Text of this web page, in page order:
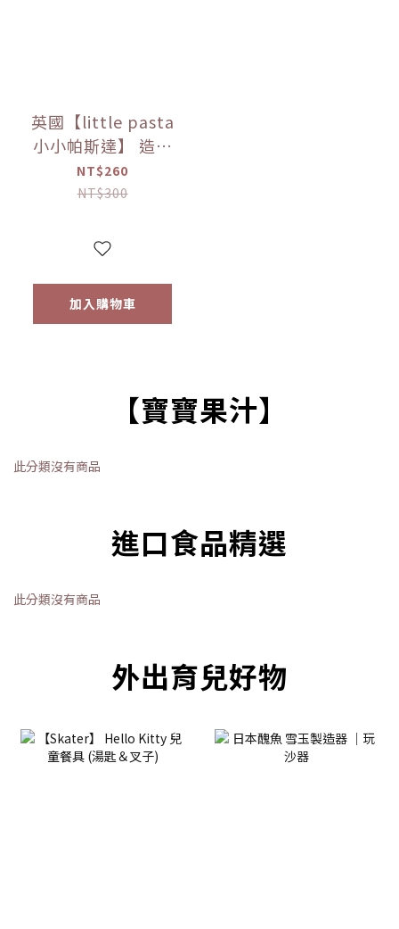
英國【little pasta
小小帕斯達】 造型
義大利麵300g｜動
物｜泰迪熊｜交通
【優惠限定】
NT$260
NT$300
加入購物車
【寶寶果汁】
此分類沒有商品
進口食品精選
此分類沒有商品
外出育兒好物